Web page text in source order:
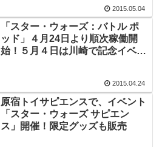
2015.05.04
「スター・ウォーズ：バトル ポ
ッド」４月24日より順次稼働開
始！５月４日は川崎で記念イベン
2015.04.24
原宿トイサピエンスで、イベント
「スター・ウォーズ サピエン
ス」開催！限定グッズも販売